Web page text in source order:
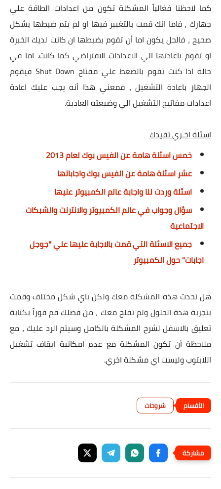
كما لاحظنا فغالباً المشكلة تكون من اعدادات الطاقة علي
جهازك ، فاما انك قمت بالتغيير فيها او لم يتم ضبطها بشكل
صحيح ، فالحل يكون اما أن تقوم بضبطها ان كانت لديك الخبرة
او تقوم باعادتها الي الاعدادات الافتراضي كما كانت. اما في
حالة اذا كنت تقوم بالضغط علي مفتاح Shut Down فيقوم
الجهاز باعادة التشغيل ، فمعني هذا أنه يجب عليك اعادة
اعدادات مفاتيح التشغيل الي وضيعته العادية.
اسئلة اخـري تفيدك
خمس اسئلة هامة عن الفيس بوك لعام 2013
عشر اسئلة هامة عن الفيس بوك واجاباتها
اسئلة وردت لنا واجابة عالم الكمبيوتر عليها
سؤال وجواب في عالم الكمبيوتر والانترنت والشبكات
الاجتماعية
جميع الاسئلة التي قمت بالاجابة عليها علي "جوجل
اجابات" حول الكمبيوتر
هل تحدث هذه المشكلة معك ولكن باي شكل مختلف وقمت
بتجربة هذة الحلول ولم تفلح معك ، من فضلك قم فوراً بكتابة
تعليق بالاسفل لشرح المشكلة بالكامل وسيتم الرد عليك ، مع
ملاحظة أن تكون المشكلة مع عدم امكانية ايقاف تشغيل
اللابتوب وليست اي مشكلة اخري.
شروحات